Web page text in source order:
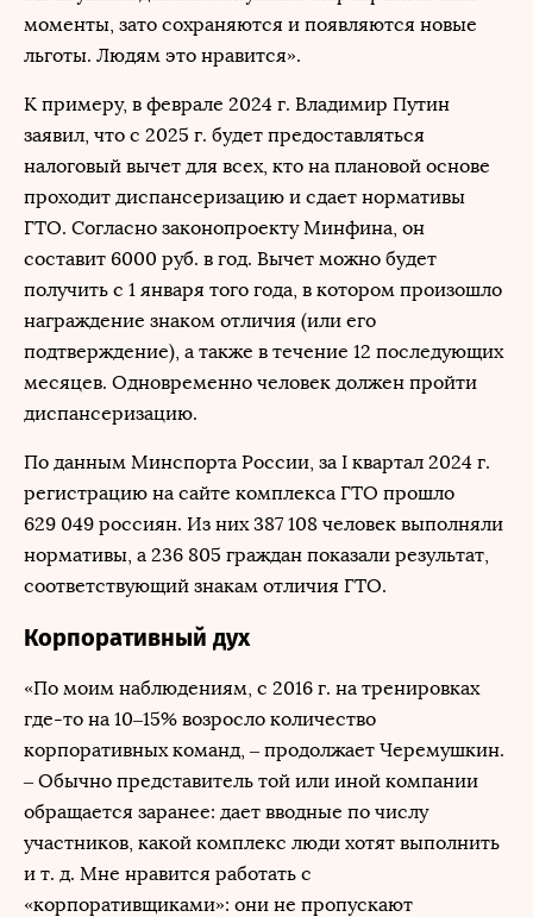
моменты, зато сохраняются и появляются новые
льготы. Людям это нравится».
К примеру, в феврале 2024 г. Владимир Путин
заявил, что с 2025 г. будет предоставляться
налоговый вычет для всех, кто на плановой основе
проходит диспансеризацию и сдает нормативы
ГТО. Согласно законопроекту Минфина, он
составит 6000 руб. в год. Вычет можно будет
получить с 1 января того года, в котором произошло
награждение знаком отличия (или его
подтверждение), а также в течение 12 последующих
месяцев. Одновременно человек должен пройти
диспансеризацию.
По данным Минспорта России, за I квартал 2024 г.
регистрацию на сайте комплекса ГТО прошло
629 049 россиян. Из них 387 108 человек выполняли
нормативы, а 236 805 граждан показали результат,
соответствующий знакам отличия ГТО.
Корпоративный дух
«По моим наблюдениям, с 2016 г. на тренировках
где-то на 10–15% возросло количество
корпоративных команд, – продолжает Черемушкин.
– Обычно представитель той или иной компании
обращается заранее: дает вводные по числу
участников, какой комплекс люди хотят выполнить
и т. д. Мне нравится работать с
«корпоративщиками»: они не пропускают